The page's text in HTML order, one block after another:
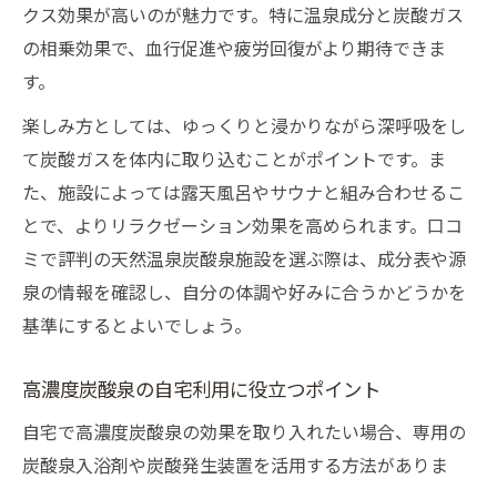
クス効果が高いのが魅力です。特に温泉成分と炭酸ガス
の相乗効果で、血行促進や疲労回復がより期待できま
す。
楽しみ方としては、ゆっくりと浸かりながら深呼吸をし
て炭酸ガスを体内に取り込むことがポイントです。ま
た、施設によっては露天風呂やサウナと組み合わせるこ
とで、よりリラクゼーション効果を高められます。口コ
ミで評判の天然温泉炭酸泉施設を選ぶ際は、成分表や源
泉の情報を確認し、自分の体調や好みに合うかどうかを
基準にするとよいでしょう。
高濃度炭酸泉の自宅利用に役立つポイント
自宅で高濃度炭酸泉の効果を取り入れたい場合、専用の
炭酸泉入浴剤や炭酸発生装置を活用する方法がありま